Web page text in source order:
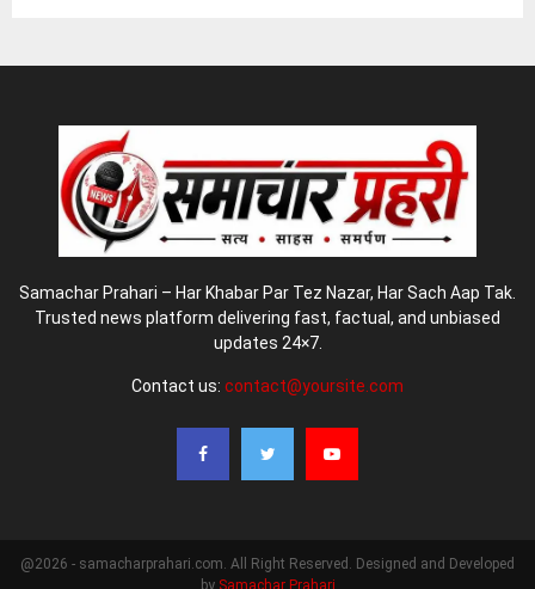
Samachar Prahari – Har Khabar Par Tez Nazar, Har Sach Aap Tak.
Trusted news platform delivering fast, factual, and unbiased
updates 24×7.
Contact us: contact@yoursite.com
@2026 - samacharprahari.com. All Right Reserved. Designed and Developed